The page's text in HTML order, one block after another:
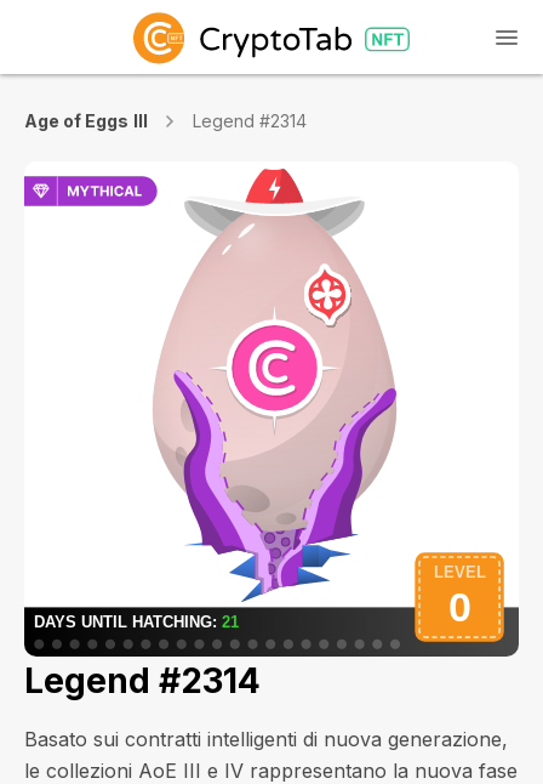
Age of Eggs III Legend #2314
Legend #2314
Basato sui contratti intelligenti di nuova generazione,
le collezioni AoE III e IV rappresentano la nuova fase